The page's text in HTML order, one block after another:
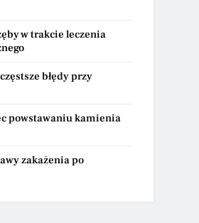
w trakcie leczenia
błędy przy
powstawaniu kamienia
zakażenia po